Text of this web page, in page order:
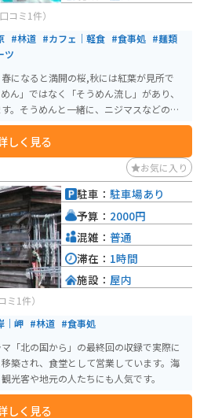
口コミ1件）
#林道 #カフェ｜軽食 #食事処 #麺類
ツ
になると満開の桜,秋には紅葉が見所で
ん」ではなく「そうめん流し」があり、
。そうめんと一緒に、ニジマスなどの清
。
しく見る
お気に入り
ミ1件）
｜岬 #林道 #食事処
「北の国から」の最終回の収録で実際に
築され、食堂として営業しています。海
光客や地元の人たちにも人気です。
しく見る
駐車： 駐車場あり
予算： 2000円
混雑： 普通
滞在： 1時間
施設： 屋内